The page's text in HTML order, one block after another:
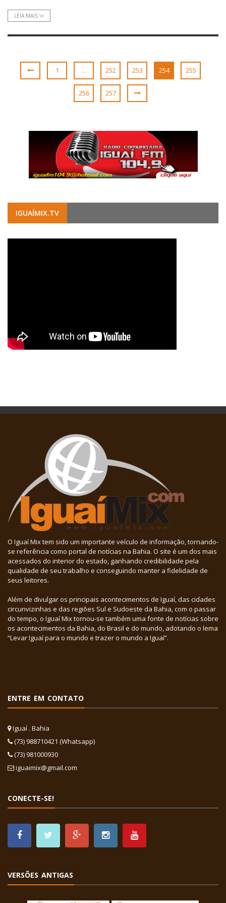
LEIA MAIS \+
1 … 252 253 254 255
256 257
IGUAÍMIX.TV
O Iguaí Mix tem sido um importante veículo de informação, tornando-
se referência como portal de notícias na Bahia. O site é um dos mais
acessados do interior do estado, ganhando credibilidade pela
qualidade de seu trabalho e conseguindo manter a fidelidade de
seus leitores.
Além de divulgar os principais acontecimentos de Iguaí, das cidades
circunvizinhas e das regiões Sul e Sudoeste da Bahia, com o passar
do tempo, o Iguaí Mix tornou-se também uma fonte de notícias sobre
os acontecimentos da Bahia, do Brasil e do mundo, adotando o lema
“Levar Iguaí para o mundo e trazer o mundo a Iguaí”.
ENTRE EM CONTATO
Iguaí . Bahia
(73) 988710421 (Whatsapp)
(73) 981000930
iguaimix@gmail.com
CONECTE-SE!
VERSÕES ANTIGAS